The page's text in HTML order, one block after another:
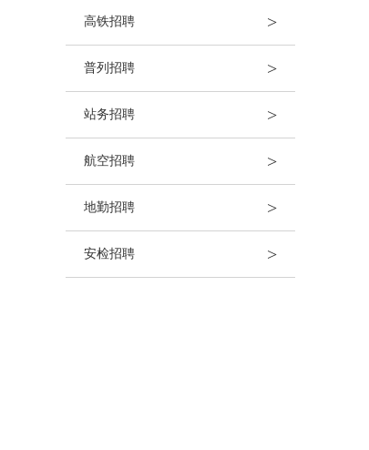
高铁招聘 >
普列招聘 >
站务招聘 >
航空招聘 >
地勤招聘 >
安检招聘 >